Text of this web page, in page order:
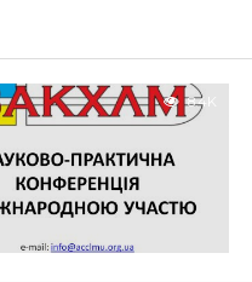
8.4K